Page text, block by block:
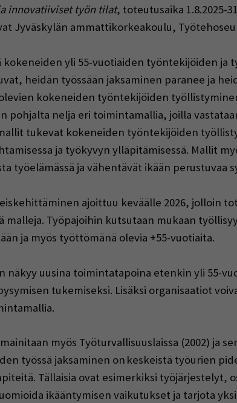
innovatiiviset työn tilat, toteutusaika 1.8.2025-
Jyväskylän ammattikorkeakoulu,
yli 55-vuotiaiden työntekijöiden
heidän työssään jaksaminen paranee ja
kokeneiden työntekijöiden
pohjalta neljä eri toimintamallia, joilla
tukevat kokeneiden työntekijöiden
ja työkyvyn ylläpitämisessä. Mallit
työelämässä ja vähentävät ikään perustuvaa
ajoittuu keväälle 2026, jolloin
Työpajoihin kutsutaan mukaan
ja myös työttömänä olevia +55-vuotiaita.
näkyy uusina toimintatapoina etenkin yli 55-
tukemiseksi. Lisäksi organisaatiot
myös Työturvallisuuslaissa (2002) ja
työssä jaksaminen on keskeistä työurien
Tällaisia ovat esimerkiksi työjärjestelyt,
ikääntymisen vaikutukset ja tarjota